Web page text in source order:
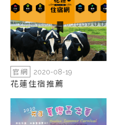
官網 2020-08-19
花蓮住宿推薦